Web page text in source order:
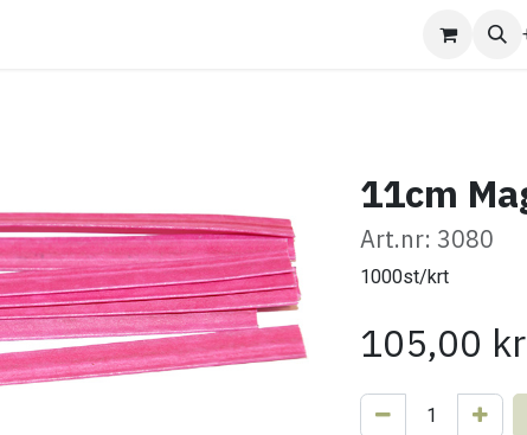
11cm
Art.nr: 3080
1000st/krt
105,00 kr